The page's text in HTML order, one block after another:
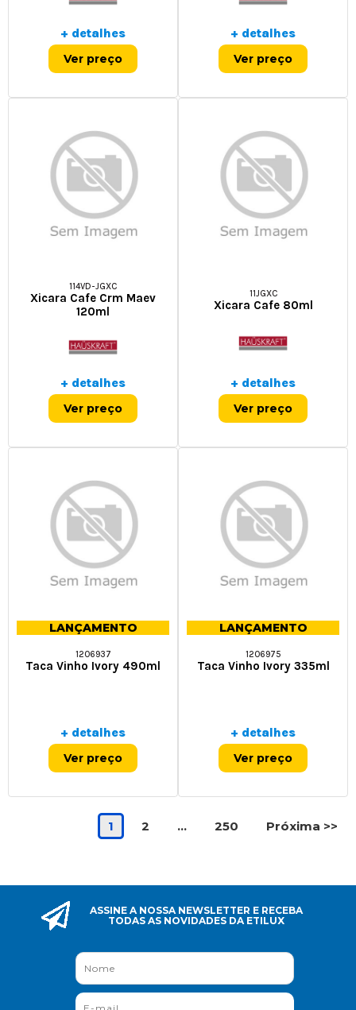
+ detalhes
Ver preço
+ detalhes
Ver preço
114VD-JGXC
Xicara Cafe Crm Maev
120ml
+ detalhes
Ver preço
11JGXC
Xicara Cafe 80ml
+ detalhes
Ver preço
LANÇAMENTO
1206937
Taca Vinho Ivory 490ml
+ detalhes
Ver preço
LANÇAMENTO
1206975
Taca Vinho Ivory 335ml
+ detalhes
Ver preço
1 2 ... 250 Próxima >>
ASSINE A NOSSA NEWSLETTER E RECEBA
TODAS AS NOVIDADES DA ETILUX